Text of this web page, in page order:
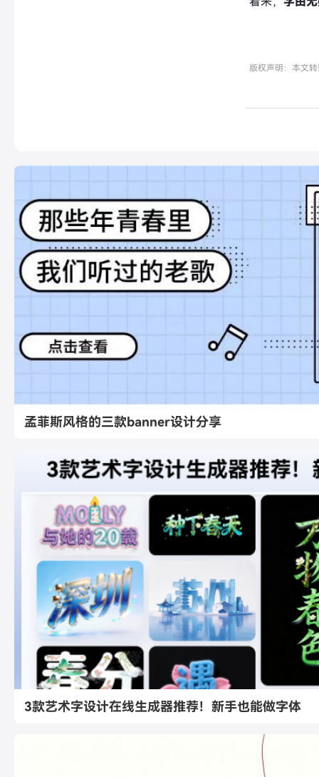
版权声明：本文
孟菲斯风格的三款banner设计分享
3款艺术字设计在线生成器推荐！新手也能做字体